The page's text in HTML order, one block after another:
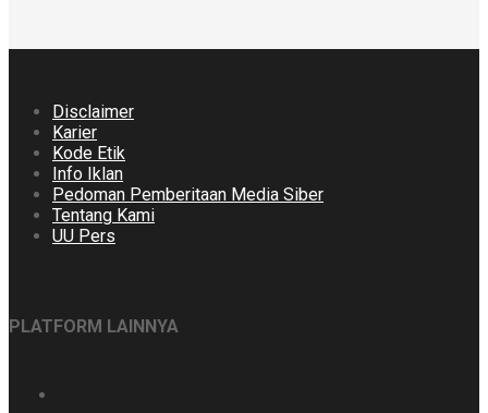
Disclaimer
Karier
Kode Etik
Info Iklan
Pedoman Pemberitaan Media Siber
Tentang Kami
UU Pers
PLATFORM LAINNYA